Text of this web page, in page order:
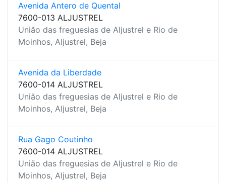
Avenida Antero de Quental
7600-013 ALJUSTREL
União das freguesias de Aljustrel e Rio de
Moinhos, Aljustrel, Beja
Avenida da Liberdade
7600-014 ALJUSTREL
União das freguesias de Aljustrel e Rio de
Moinhos, Aljustrel, Beja
Rua Gago Coutinho
7600-014 ALJUSTREL
União das freguesias de Aljustrel e Rio de
Moinhos, Aljustrel, Beja